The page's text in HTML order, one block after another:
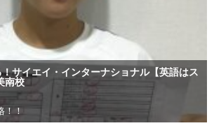
サイエイ・インターナショナル【英語はス
南校
！！